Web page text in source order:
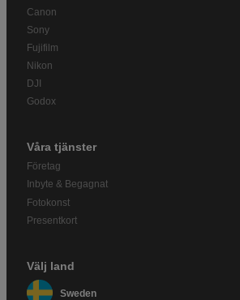
Canon
Sony
Fujifilm
Nikon
DJI
Godox
Våra tjänster
Företag
Inbyte & Begagnat
Fotokonst
Presentkort
Välj land
Sweden